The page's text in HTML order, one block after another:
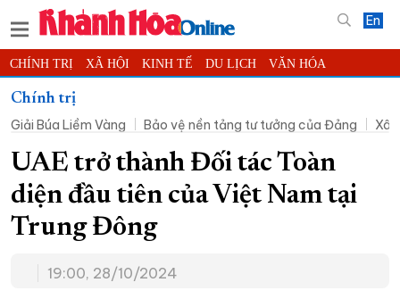
En
CHÍNH TRỊ XÃ HỘI KINH TẾ DU LỊCH VĂN HÓA
THỂ THAO
KHOA HỌC - CÔNG NGHỆ PHÁP LUẬT BẠN ĐỌC PHÓNG SỰ
THẾ GIỚI MULTIMEDIA VIDEO ĐỌC BÁO ONLINE
PODCAST THÔNG TIN - QUẢNG CÁO
QUY HOẠCH TỈNH KHÁNH HÒA
CHUNG TAY CẢI CÁCH HÀNH CHÍNH
Chính trị
Giải Búa Liềm Vàng
Bảo vệ nền tảng tư tưởng của Đảng
UAE trở thành Đối tác Toàn
diện đầu tiên của Việt Nam tại
Trung Đông
19:00, 28/10/2024